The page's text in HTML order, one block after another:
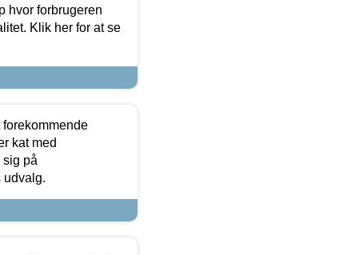
hvor forbrugeren
Klik her for at se
kat med
sig på
udvalg.